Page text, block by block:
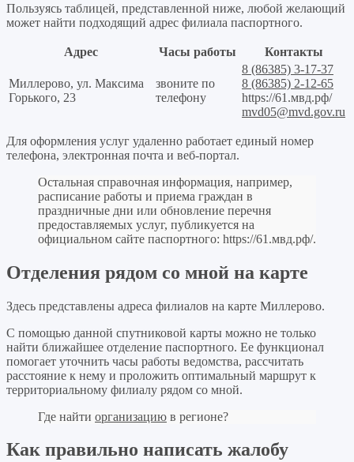
Пользуясь таблицей, представленной ниже, любой желающий
может найти подходящий адрес филиала паспортного.
Адрес Часы работы Контакты
Миллерово, ул. Максима
Горького, 23
звоните по
телефону
8 (86385) 3-17-37
8 (86385) 2-12-65
https://61.мвд.рф/
mvd05@mvd.gov.ru
Для оформления услуг удаленно работает единый номер
телефона, электронная почта и веб-портал.
Остальная справочная информация, например,
расписание работы и приема граждан в
праздничные дни или обновление перечня
предоставляемых услуг, публикуется на
официальном сайте паспортного: https://61.мвд.рф/.
Отделения рядом со мной на карте
Здесь представлены адреса филиалов на карте Миллерово.
С помощью данной спутниковой карты можно не только
найти ближайшее отделение паспортного. Ее функционал
помогает уточнить часы работы ведомства, рассчитать
расстояние к нему и проложить оптимальный маршрут к
территориальному филиалу рядом со мной.
Где найти организацию в регионе?
Как правильно написать жалобу